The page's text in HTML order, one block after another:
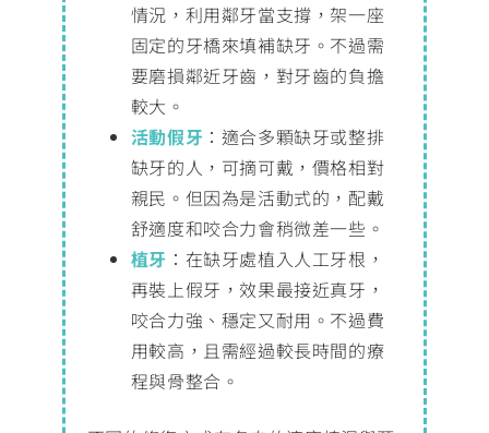
情況，利用鄰牙當支撐，架一座
固定的牙橋來填補缺牙。不過需
要磨損鄰近牙齒，對牙齒的負擔
較大。
活動假牙 ：適合多顆缺牙或整排
缺牙的人，可摘可戴，價格相對
親民。但因為是活動式的，配戴
舒適度和咬合力會稍微差一些。
植牙 ：在缺牙處植入人工牙根，
再裝上假牙，效果最接近真牙，
咬合力強、穩定又耐用。不過費
用較高，且需經過較長時間的療
程與骨整合。